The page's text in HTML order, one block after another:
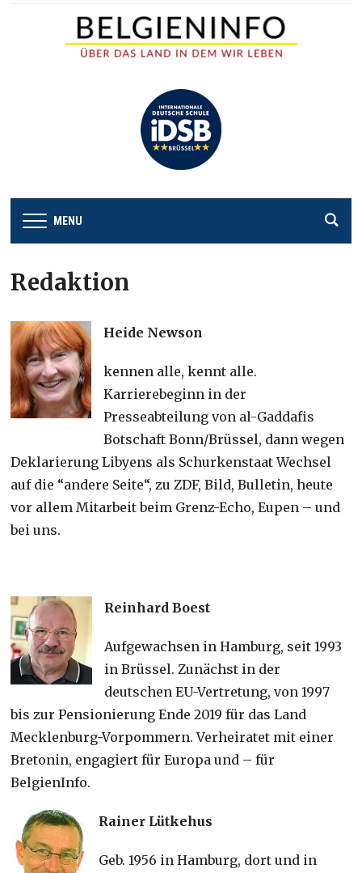
MENU
Redaktion
Heide Newson
kennen alle, kennt alle.
Karrierebeginn in der
Presseabteilung von al-Gaddafis
Botschaft Bonn/Brüssel, dann wegen
Deklarierung Libyens als Schurkenstaat Wechsel
auf die “andere Seite“, zu ZDF, Bild, Bulletin, heute
vor allem Mitarbeit beim Grenz-Echo, Eupen – und
bei uns.
Reinhard Boest
Aufgewachsen in Hamburg, seit 1993
in Brüssel. Zunächst in der
deutschen EU-Vertretung, von 1997
bis zur Pensionierung Ende 2019 für das Land
Mecklenburg-Vorpommern. Verheiratet mit einer
Bretonin, engagiert für Europa und – für
BelgienInfo.
Rainer Lütkehus
Geb. 1956 in Hamburg, dort und in